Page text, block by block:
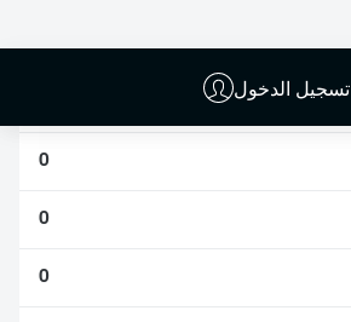
تسجيل الدخول
0
0
0